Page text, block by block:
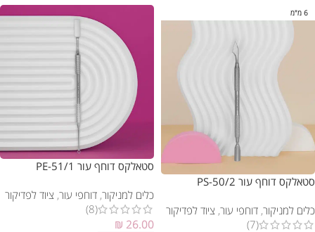
6 מ"מ
סטאלקס דוחף עור PS-50/2
כלים למניקור, דוחפי עור, ציוד לפדיקור
(7)
סטאלקס דוחף עור PE-51/1
כלים למניקור, דוחפי עור, ציוד לפדיקור
(8)
₪ 26.00